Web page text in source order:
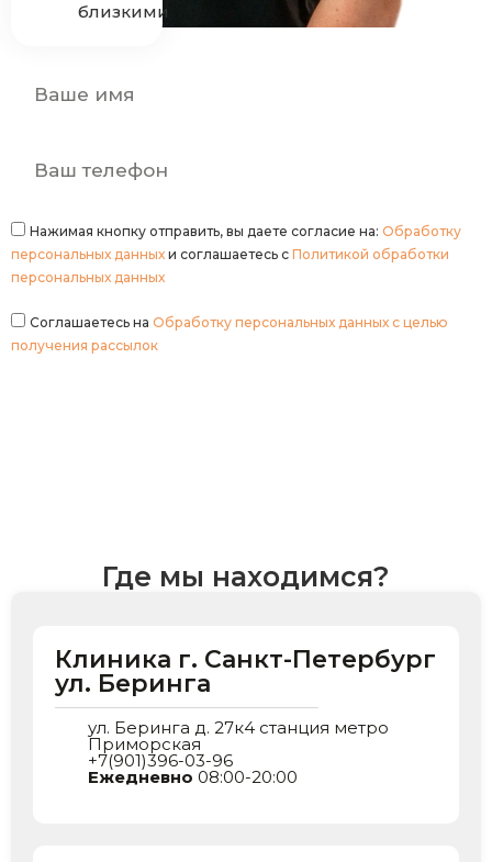
близкими
Нажимая кнопку отправить, вы даете согласие на: Обработку
персональных данных и соглашаетесь с Политикой обработки
персональных данных
Соглашаетесь на Обработку персональных данных с целью
получения рассылок
Где мы находимся?
Клиника г. Санкт-Петербург
ул. Беринга
ул. Беринга д. 27к4 станция метро
Приморская
+7(901)396-03-96
Ежедневно 08:00-20:00